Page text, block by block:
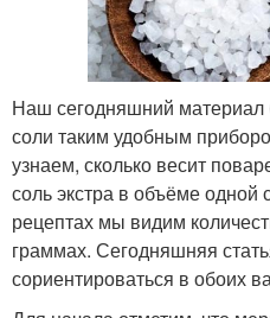
Наш сегодняшний материал
соли таким удобным
узнаем, сколько весит
соль экстра в объёме одной
рецептах мы видим
граммах. Сегодняшняя
сориентироваться в обоих